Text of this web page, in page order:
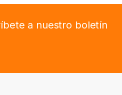
a nuestro boletín